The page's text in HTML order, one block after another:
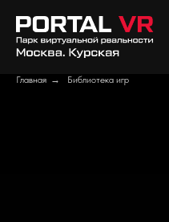
Главная → Библиотека игр